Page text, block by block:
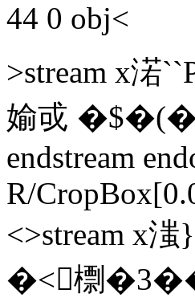
44 0 obj<
>stream x渃
媮戓 �$�(
endstream
R/
<>stream x
�<檦